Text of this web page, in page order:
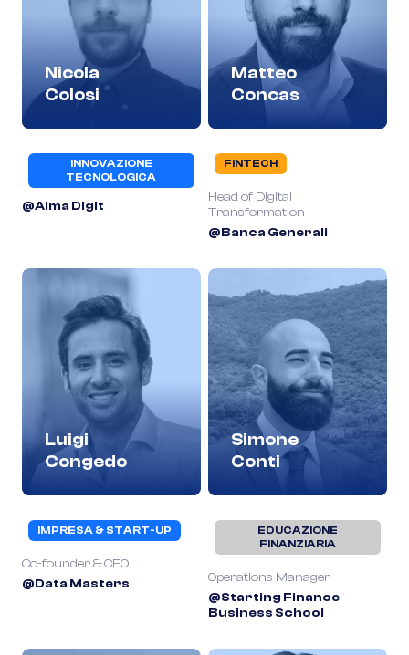
Nicola
Colosi
INNOVAZIONE
TECNOLOGICA
@Alma Digit
Matteo
Concas
FINTECH
Head of Digital
Transformation
@Banca Generali
Luigi
Congedo
IMPRESA & START-UP
Co-founder & CEO
@Data Masters
Simone
Conti
EDUCAZIONE
FINANZIARIA
Operations Manager
@Starting Finance
Business School